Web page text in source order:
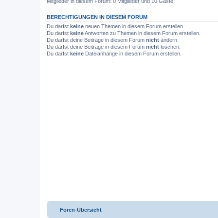
BERECHTIGUNGEN IN DIESEM FORUM
Du darfst keine neuen Themen in diesem Forum erstellen.
Du darfst keineAntworten zu Themen in diesem Forum erstellen.
Du darfst deine Beiträge in diesem Forum nicht ändern.
Du darfst deine Beiträge in diesem Forum nicht löschen.
Du darfst keine Dateianhänge in diesem Forum erstellen.
Foren-Übersicht